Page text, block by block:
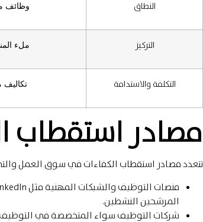
النطاق وظائف
التركيز ملء
التكلفة والاستدامة تكاليف
مصادر استقطاب
تتعدد مصادر استقطاب الكفاءات في سوق العمل
المرشحين النشطين.
شركات التوظيف سواء المتخصصة في